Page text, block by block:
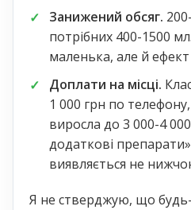
Занижений обсяг.
потрібних 400-1500
маленька, але й ефект
Доплати на місці.
1 000 грн по
виросла до 3 000-4
додаткові
виявляється не
Я не стверджую, що